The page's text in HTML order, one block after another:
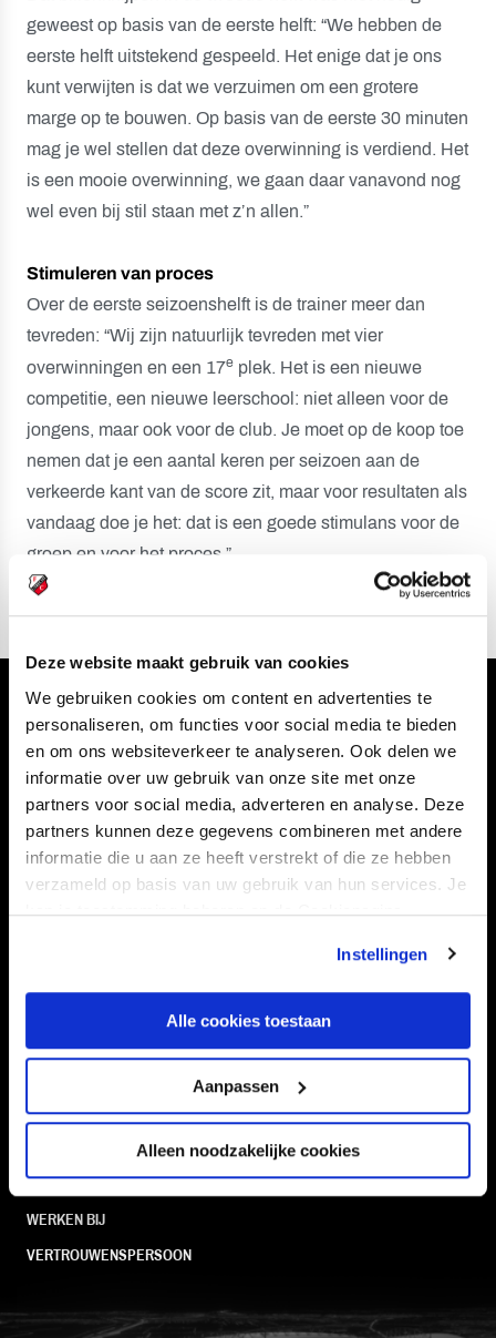
Deze website maakt gebruik van cookies
We gebruiken cookies om content en advertenties te
personaliseren, om functies voor social media te bieden
en om ons websiteverkeer te analyseren. Ook delen we
informatie over uw gebruik van onze site met onze
partners voor social media, adverteren en analyse. Deze
partners kunnen deze gegevens combineren met andere
informatie die u aan ze heeft verstrekt of die ze hebben
verzameld op basis van uw gebruik van hun services. Je
kan je toestemming beheren op de Cookiepagina.
Instellingen
Alle cookies toestaan
Aanpassen
Alleen noodzakelijke cookies
geweest op basis van de eerste helft: “We hebben de
eerste helft uitstekend gespeeld. Het enige dat je ons
kunt verwijten is dat we verzuimen om een grotere
marge op te bouwen. Op basis van de eerste 30 minuten
mag je wel stellen dat deze overwinning is verdiend. Het
is een mooie overwinning, we gaan daar vanavond nog
wel even bij stil staan met z’n allen.”
Stimuleren van proces
Over de eerste seizoenshelft is de trainer meer dan
tevreden: “Wij zijn natuurlijk tevreden met vier
overwinningen en een 17e plek. Het is een nieuwe
competitie, een nieuwe leerschool: niet alleen voor de
jongens, maar ook voor de club. Je moet op de koop toe
nemen dat je een aantal keren per seizoen aan de
verkeerde kant van de score zit, maar voor resultaten als
vandaag doe je het: dat is een goede stimulans voor de
groep en voor het proces.”
Volg ons ook via
Navigeer naar
CLUB
SUPPORTERS
FOUNDATION
VEELGESTELDE VRAGEN
CONTACT
WERKEN BIJ
VERTROUWENSPERSOON
FC Utrecht<br>vanuit<br>het